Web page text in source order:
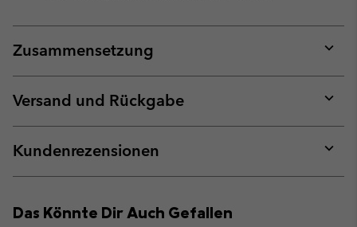
Zusammensetzung
or
Versand und Rückgabe
or
Kundenrezensionen
or
Das Könnte Dir Auch Gefallen